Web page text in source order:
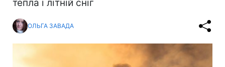
тепла і літній сніг
ОЛЬГА ЗАВАДА